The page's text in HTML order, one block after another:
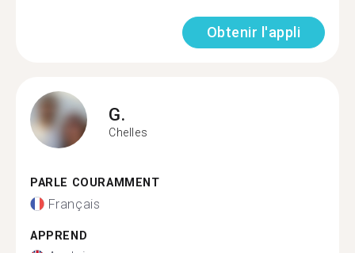
Obtenir l'appli
G.
Chelles
PARLE COURAMMENT
Français
APPREND